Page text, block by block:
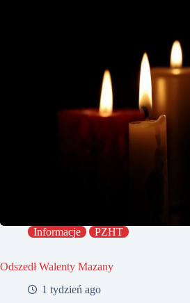
Informacje PZHT
Odszedł Walenty Mazany
1 tydzień ago